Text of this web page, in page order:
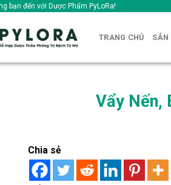
bạn đến với Dược Phẩm PyLoRa!
TRANG CHỦ SẢN
Vẩy Nến,
Chia sẻ